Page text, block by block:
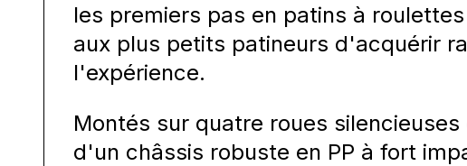
les premiers pas en patins à
aux plus petits patineurs d'acquérir
l'expérience.
Montés sur quatre roues
d'un châssis robuste en PP à fort